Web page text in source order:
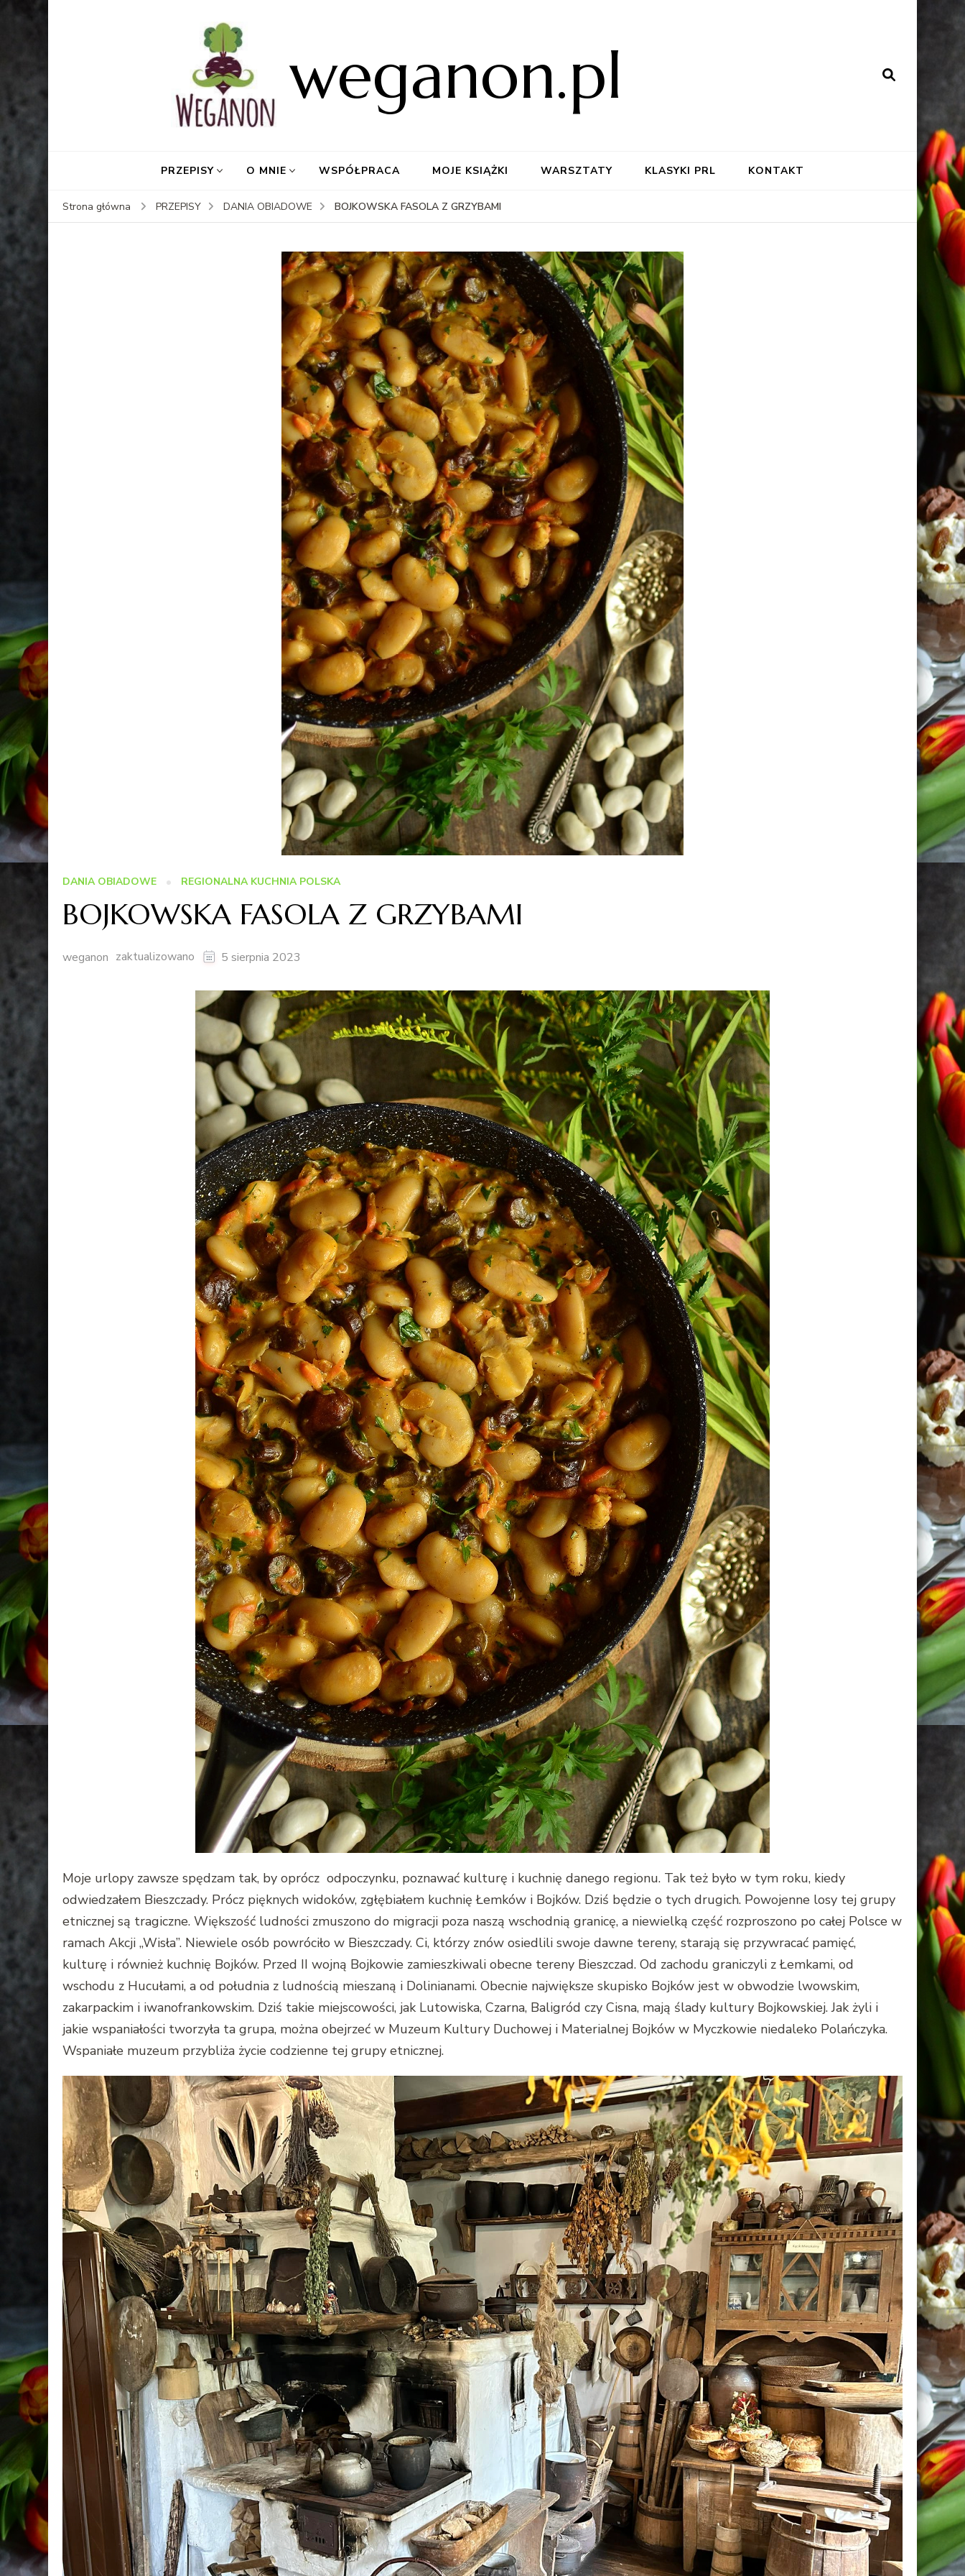
weganon.pl
PRZEPISY O MNIE WSPÓŁPRACA MOJE KSIĄŻKI WARSZTATY KLASYKI PRL KONTAKT
Strona główna PRZEPISY DANIA OBIADOWE BOJKOWSKA FASOLA Z GRZYBAMI
DANIA OBIADOWE REGIONALNA KUCHNIA POLSKA
BOJKOWSKA FASOLA Z GRZYBAMI
weganon zaktualizowano 5 sierpnia 2023
Moje urlopy zawsze spędzam tak, by oprócz odpoczynku, poznawać kulturę i kuchnię danego regionu. Tak też było w tym roku, kiedy
odwiedzałem Bieszczady. Prócz pięknych widoków, zgłębiałem kuchnię Łemków i Bojków. Dziś będzie o tych drugich. Powojenne losy tej grupy
etnicznej są tragiczne. Większość ludności zmuszono do migracji poza naszą wschodnią granicę, a niewielką część rozproszono po całej Polsce w
ramach Akcji „Wisła”. Niewiele osób powróciło w Bieszczady. Ci, którzy znów osiedlili swoje dawne tereny, starają się przywracać pamięć,
kulturę i również kuchnię Bojków. Przed II wojną Bojkowie zamieszkiwali obecne tereny Bieszczad. Od zachodu graniczyli z Łemkami, od
wschodu z Hucułami, a od południa z ludnością mieszaną i Dolinianami. Obecnie największe skupisko Bojków jest w obwodzie lwowskim,
zakarpackim i iwanofrankowskim. Dziś takie miejscowości, jak Lutowiska, Czarna, Baligród czy Cisna, mają ślady kultury Bojkowskiej. Jak żyli i
jakie wspaniałości tworzyła ta grupa, można obejrzeć w Muzeum Kultury Duchowej i Materialnej Bojków w Myczkowie niedaleko Polańczyka.
Wspaniałe muzeum przybliża życie codzienne tej grupy etnicznej.